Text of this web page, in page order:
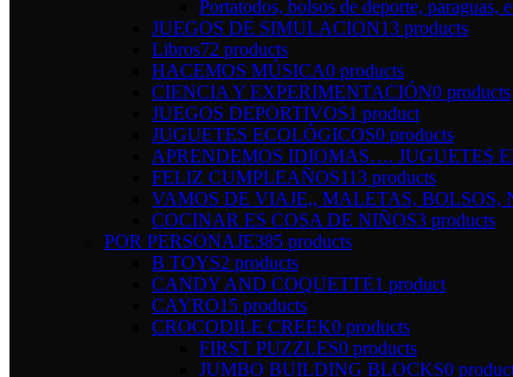
Portatodos, bolsos de deporte, paraguas,
JUEGOS DE SIMULACION13 products
Libros72 products
HACEMOS MÚSICA0 products
CIENCIA Y EXPERIMENTACIÓN0 products
JUEGOS DEPORTIVOS1 product
JUGUETES ECOLÓGICOS0 products
APRENDEMOS IDIOMAS…. JUGUETES
FELIZ CUMPLEAÑOS113 products
VAMOS DE VIAJE,, MALETAS, BOLSOS,
COCINAR ES COSA DE NIÑOS3 products
POR PERSONAJE385 products
B TOYS2 products
CANDY AND COQUETTE1 product
CAYRO15 products
CROCODILE CREEK0 products
FIRST PUZZLES0 products
JUMBO BUILDING BLOCKS0